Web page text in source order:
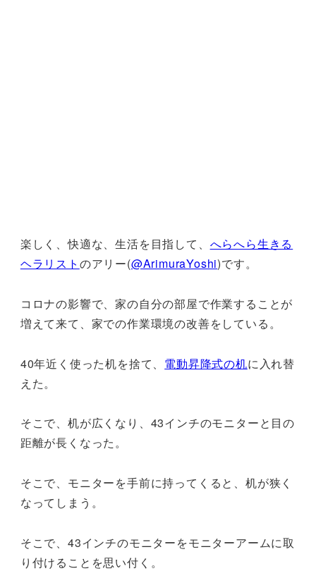
楽しく、快適な、生活を目指して、 へらへら生きる
ヘラリスト のアリー(@ArimuraYoshi)です。
コロナの影響で、家の自分の部屋で作業することが
増えて来て、家での作業環境の改善をしている。
40年近く使った机を捨て、 電動昇降式の机に入れ替
えた。
そこで、机が広くなり、43インチのモニターと目の
距離が長くなった。
そこで、モニターを手前に持ってくると、机が狭く
なってしまう。
そこで、43インチのモニターをモニターアームに取
り付けることを思い付く。